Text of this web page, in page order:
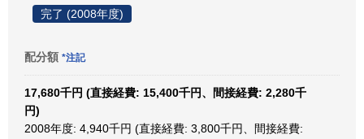
完了 (2008年度)
配分額 *注記
17,680千円 (直接経費: 15,400千円、間接経費: 2,280千
円)
2008年度: 4,940千円 (直接経費: 3,800千円、間接経費: